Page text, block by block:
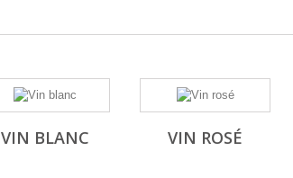
VIN BLANC VIN ROSÉ